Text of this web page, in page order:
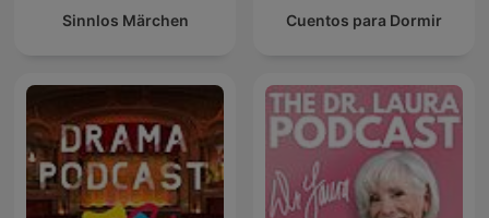
Sinnlos Märchen Cuentos para Dormir